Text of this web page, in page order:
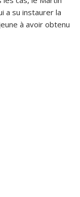
a su instaurer la
à avoir obtenu